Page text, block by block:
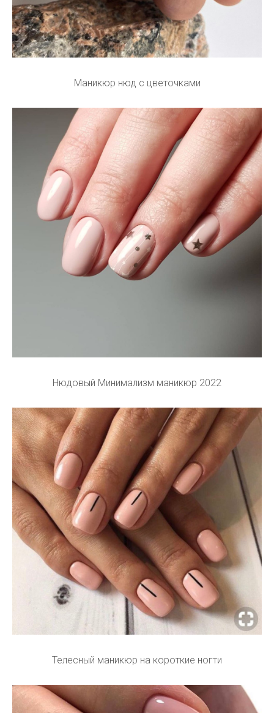
Маникюр нюд с цветочками
Нюдовый Минимализм маникюр 2022
Телесный маникюр на короткие ногти